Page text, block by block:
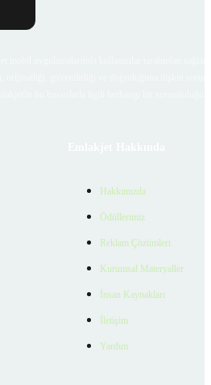
Hakkımızda
Ödüllerimiz
Reklam Çözümleri
Kurumsal Materyaller
İnsan Kaynakları
İletişim
Yardım